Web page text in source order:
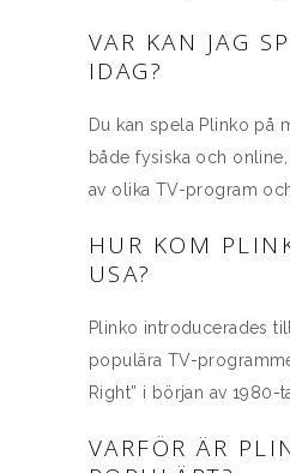
VAR KAN JAG
IDAG?
Du kan spela Plinko på
både fysiska och
av olika TV-program
HUR KOM
USA?
Plinko introducerades
populära TV-
Right” i början av 1980-
VARFÖR ÄR